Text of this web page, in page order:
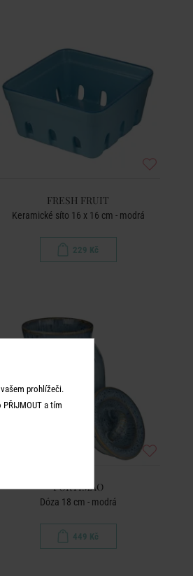
FRESH FRUIT
Keramické síto 16 x 16 cm - modrá
229 Kč
PORTIMAO
Dóza 18 cm - modrá
449 Kč
prohlížeči.
a tím